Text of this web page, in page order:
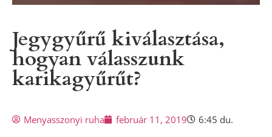
Jegygyűrű kiválasztása,
hogyan válasszunk
karikagyűrűt?
Menyasszonyi ruha február 11, 2019 6:45 du.